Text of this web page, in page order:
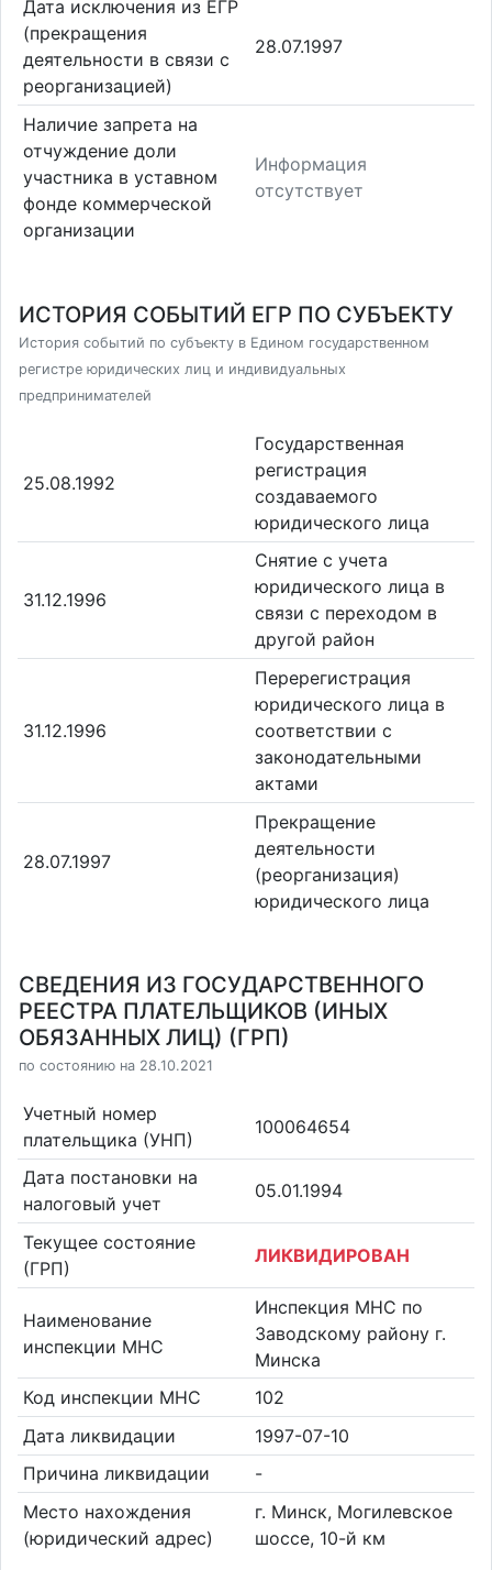
Дата исключения из ЕГР
(прекращения
деятельности в связи с
реорганизацией)
28.07.1997
Наличие запрета на
отчуждение доли
участника в уставном
фонде коммерческой
организации
Информация
отсутствует
ИСТОРИЯ СОБЫТИЙ ЕГР ПО СУБЪЕКТУ
История событий по субъекту в Едином государственном
регистре юридических лиц и индивидуальных
предпринимателей
25.08.1992
Государственная
регистрация
создаваемого
юридического лица
31.12.1996
Снятие с учета
юридического лица в
связи с переходом в
другой район
31.12.1996
Перерегистрация
юридического лица в
соответствии с
законодательными
актами
28.07.1997
Прекращение
деятельности
(реорганизация)
юридического лица
СВЕДЕНИЯ ИЗ ГОСУДАРСТВЕННОГО
РЕЕСТРА ПЛАТЕЛЬЩИКОВ (ИНЫХ
ОБЯЗАННЫХ ЛИЦ) (ГРП)
по состоянию на 28.10.2021
Учетный номер
плательщика (УНП)
100064654
Дата постановки на
налоговый учет
05.01.1994
Текущее состояние
(ГРП)
ЛИКВИДИРОВАН
Наименование
инспекции МНС
Инспекция МНС по
Заводскому району г.
Минска
Код инспекции МНС
102
Дата ликвидации
1997-07-10
Причина ликвидации
-
Место нахождения
(юридический адрес)
г. Минск, Могилевское
шоссе, 10-й км